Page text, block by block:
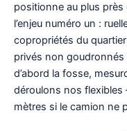
positionne au plus près
l’enjeu numéro un :
copropriétés du
privés non goudronnés
d’abord la fosse,
déroulons nos flexibles
mètres si le camion ne